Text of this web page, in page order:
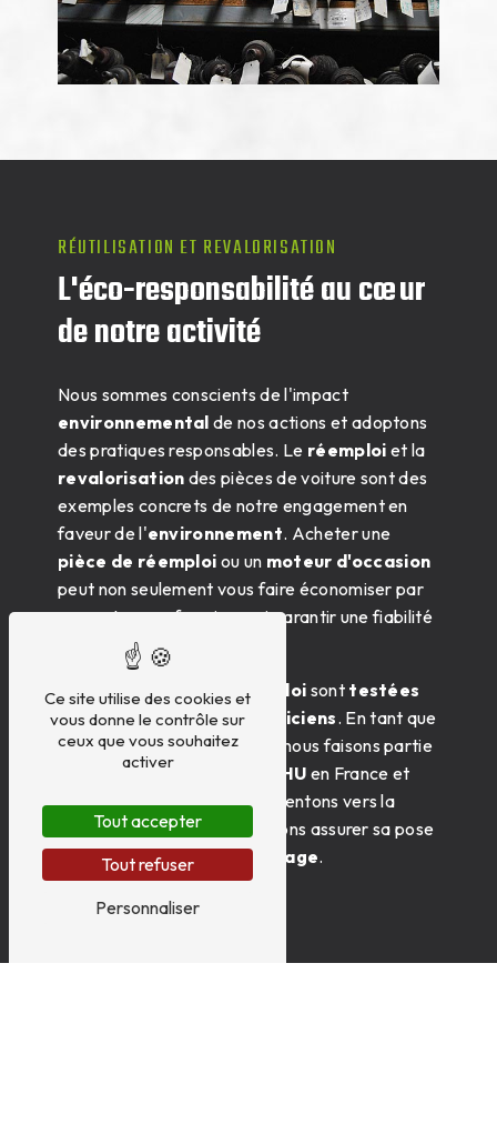
RÉUTILISATION ET REVALORISATION
L'éco-responsabilité au cœur
de notre activité
Nous sommes conscients de l'impact
environnemental de nos actions et adoptons
des pratiques responsables. Le réemploi et la
revalorisation des pièces de voiture sont des
exemples concrets de notre engagement en
faveur de l'environnement. Acheter une
pièce de réemploi ou un moteur d'occasion
peut non seulement vous faire économiser par
rapport au neuf, mais aussi garantir une fiabilité
équivalente.
Toutes nos pièces de réemploi sont testées
etcertifiéespar nostechniciens. En tant que
membres du réseauINDRA
, nous faisons partie
377 centres agréés VHU en France et
dans lesDOM. Nous vous orientons vers la
pièce qu’il vous faut et pouvons assurer sa pose
dans notreatelier de montage.
NOUS CONTACTER
Ce site utilise des cookies et
vous donne le contrôle sur
ceux que vous souhaitez
activer
Tout accepter
Tout refuser
Personnaliser